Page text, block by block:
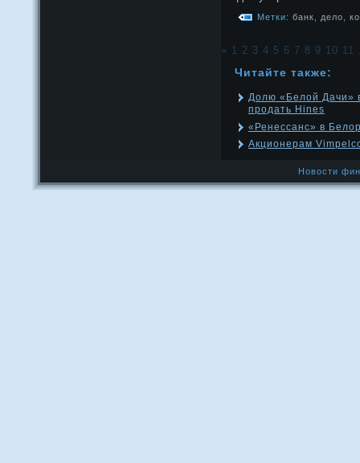
Метки: банк дело
« 1 2 3 4 5 6 7 8 9 10 11
Читайте также:
Долю «Белой Дачи»
продать Hines
«Ренессанс» в
Акционерам
Новости